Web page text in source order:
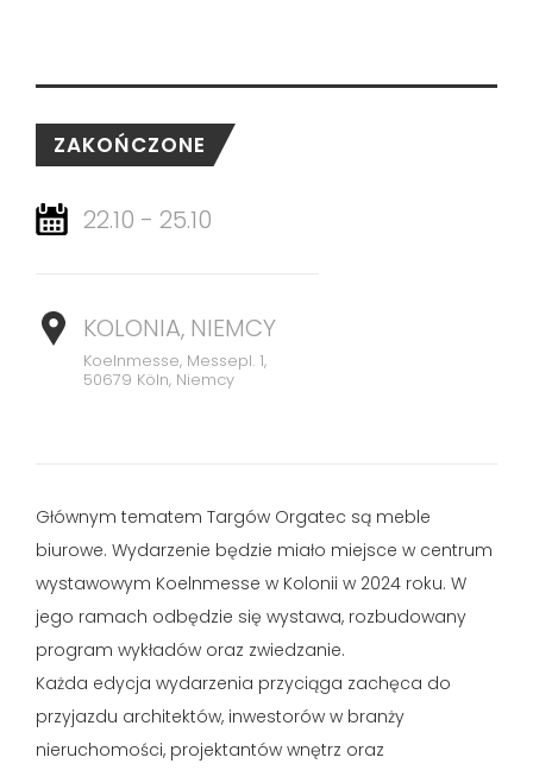
ZAKOŃCZONE
22.10 - 25.10
KOLONIA, NIEMCY
Koelnmesse, Messepl. 1,
50679 Köln, Niemcy
Głównym tematem Targów Orgatec są meble
biurowe. Wydarzenie będzie miało miejsce w centrum
wystawowym Koelnmesse w Kolonii w 2024 roku. W
jego ramach odbędzie się wystawa, rozbudowany
program wykładów oraz zwiedzanie.
Każda edycja wydarzenia przyciąga zachęca do
przyjazdu architektów, inwestorów w branży
nieruchomości, projektantów wnętrz oraz